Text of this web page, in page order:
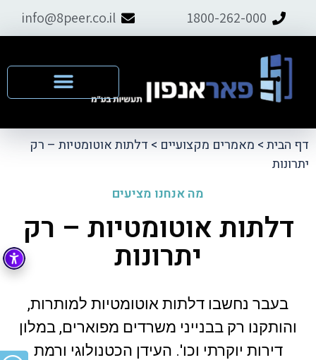
1800-262-000
info@8peer.co.il
דף הבית> מאמרים מקצועיים > דלתות אוטומטיות – רק
יתרונות
מה אנחנו מציעים
דלתות אוטומטיות – רק
יתרונות
בעבר נחשבו דלתות אוטומטיות למותרות,
והותקנו רק בבנייני משרדים מפוארים, במלון
דירות יוקרתי וכו'. העידן הכטנולוגי ורמת